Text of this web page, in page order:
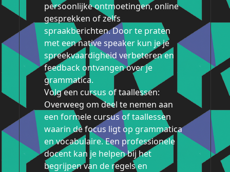
persoonlijke ontmoetingen, online
gesprekken of zelfs
spraakberichten. Door te praten
met een native speaker kun je je
spreekvaardigheid verbeteren en
feedback ontvangen over je
grammatica.
Volg een cursus of taallessen:
Overweeg om deel te nemen aan
een formele cursus of taallessen
waarin de focus ligt op grammatica
en vocabulaire. Een professionele
docent kan je helpen bij het
begrijpen van de regels en